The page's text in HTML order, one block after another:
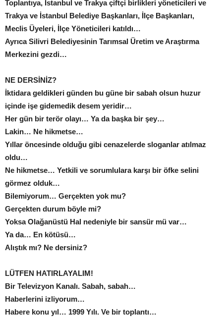
Toplantıya, İstanbul ve Trakya çiftçi birlikleri yöneticileri ve
Trakya ve İstanbul Belediye Başkanları, İlçe Başkanları,
Meclis Üyeleri, İlçe Yöneticileri katıldı…
Ayrıca Silivri Belediyesinin Tarımsal Üretim ve Araştırma
Merkezini gezdi…
NE DERSİNİZ?
İktidara geldikleri günden bu güne bir sabah olsun huzur
içinde işe gidemedik desem yeridir…
Her gün bir terör olayı… Ya da başka bir şey…
Lakin… Ne hikmetse…
Yıllar öncesinde olduğu gibi cenazelerde sloganlar atılmaz
oldu…
Ne hikmetse… Yetkili ve sorumlulara karşı bir öfke selini
görmez olduk…
Bilemiyorum… Gerçekten yok mu?
Gerçekten durum böyle mi?
Yoksa Olağanüstü Hal nedeniyle bir sansür mü var…
Ya da… En kötüsü…
Alıştık mı? Ne dersiniz?
LÜTFEN HATIRLAYALIM!
Bir Televizyon Kanalı. Sabah, sabah…
Haberlerini izliyorum…
Habere konu yıl… 1999 Yılı. Ve bir toplantı…